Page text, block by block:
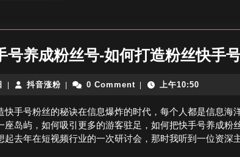
号养成粉丝号-如何打造粉丝快手
2026
7
月
8
日
抖音涨粉抖
涨
粉
0 Comment 上午10:50
快手号粉丝的秘诀在信息爆炸的时代，每个人都是信息海
座岛屿，如何吸引更多的游客驻足，如何把快手号养成粉
起去年在短视频行业的一次研讨会，那时我听到一位资深